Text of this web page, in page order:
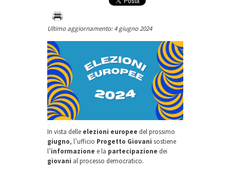
Ultimo aggiornamento: 4 giugno 2024
In vista delle elezioni europee del prossimo
giugno, l’ufficio Progetto Giovani sostiene
l’informazione e la partecipazione dei
giovani al processo democratico.